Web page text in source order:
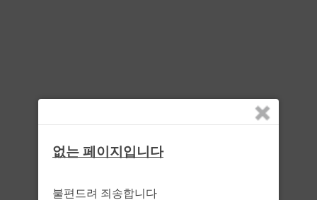
없는 페이지입니다
불편드려 죄송합니다